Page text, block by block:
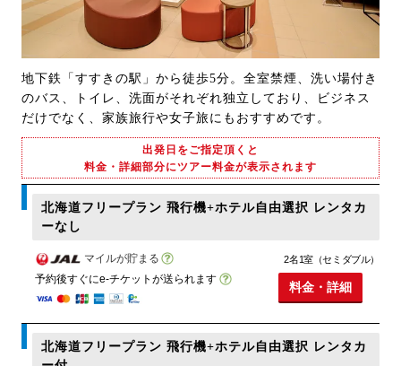
地下鉄「すすきの駅」から徒歩5分。全室禁煙、洗い場付き
のバス、トイレ、洗面がそれぞれ独立しており、ビジネス
だけでなく、家族旅行や女子旅にもおすすめです。
出発日をご指定頂くと
料金・詳細部分にツアー料金が表示されます
北海道フリープラン 飛行機+ホテル自由選択 レンタカ
ーなし
マイルが貯まる
予約後すぐにe-チケットが送られます
2名1室（セミダブル）
料金・詳細
北海道フリープラン 飛行機+ホテル自由選択 レンタカ